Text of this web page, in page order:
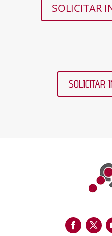
SOLICITAR
SOLICITAR